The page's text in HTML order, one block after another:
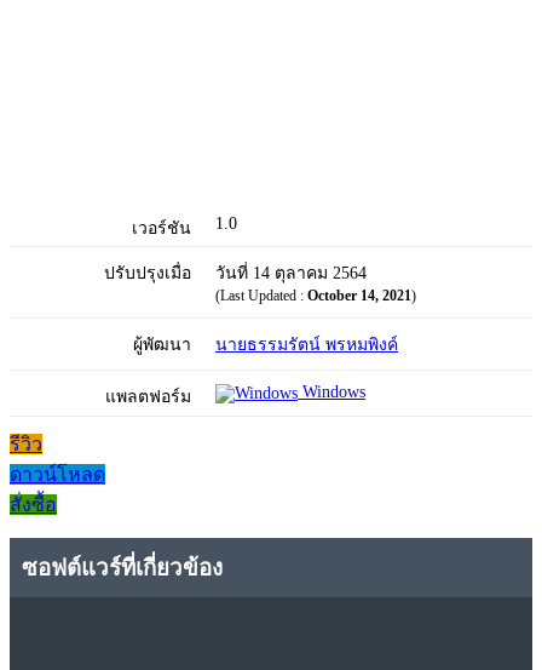
เวอร์ชัน 1.0
ปรับปรุงเมื่อ วันที่ 14 ตุลาคม 2564
(Last Updated : October 14, 2021)
ผู้พัฒนา นายธรรมรัตน์ พรหมพิงค์
แพลตฟอร์ม Windows
รีวิว
ดาวน์โหลด
สั่งซื้อ
ซอฟต์แวร์ที่เกี่ยวข้อง